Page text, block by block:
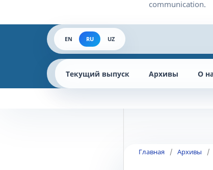
EN RU UZ
Текущий выпуск Архивы О
Главная / Архивы /